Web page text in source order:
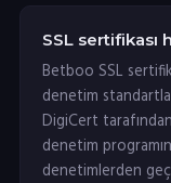
SSL sertifikası
Betboo SSL
denetim
DigiCert
denetim
denetimlerden